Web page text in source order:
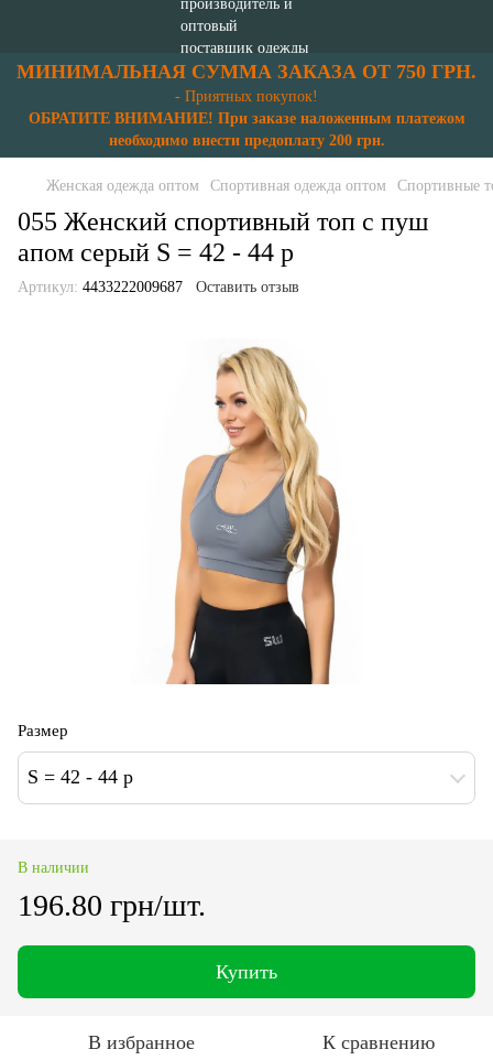
МИНИМАЛЬНАЯ СУММА ЗАКАЗА ОТ 750 ГРН.
- Приятных покупок!
ОБРАТИТЕ ВНИМАНИЕ! При заказе наложенным платежом
необходимо внести предоплату 200 грн.
Женская одежда оптом Спортивная одежда оптом Спортивные
055 Женский спортивный топ с пуш
апом серый S = 42 - 44 p
Артикул: 4433222009687 Оставить отзыв
Размер
S = 42 - 44 p
В наличии
196.80 грн/шт.
Купить
В избранное К сравнению